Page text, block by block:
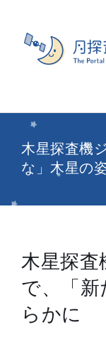
content
索
…
イベント情報
ブログ
木星探査機
な」木星の
木星探査
で、「新
らかに